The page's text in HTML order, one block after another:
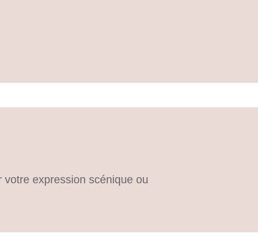
votre expression scénique ou